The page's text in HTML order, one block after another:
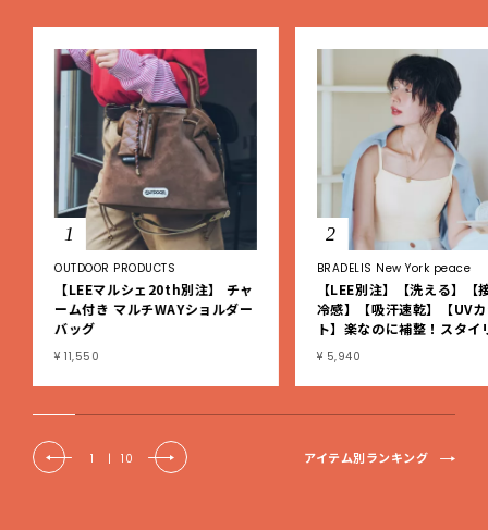
1
OUTDOOR PRODUCTS
【LEEマルシェ20th別注】 チャ
ーム付き マルチWAYショルダー
バッグ
¥ 11,550
2
BRADELIS New York peace
【LEE別注】【洗える】【
冷感】【吸汗速乾】【UV
ト】楽なのに補整！スタイ
シュ綿混ブラキャミ
¥ 5,940
1 | 10 アイテム別ランキング